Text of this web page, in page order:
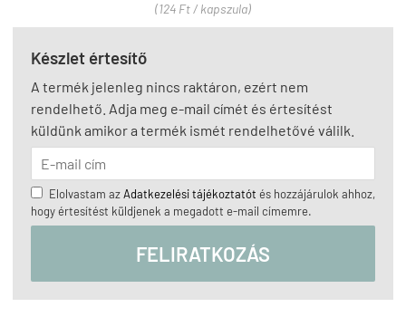
(124 Ft / kapszula)
Készlet értesítő
A termék jelenleg nincs raktáron, ezért nem
rendelhető. Adja meg e-mail címét és értesítést
küldünk amikor a termék ismét rendelhetővé válilk.
Elolvastam azAdatkezelési tájékoztatót és hozzájárulok ahhoz,
hogy értesítést küldjenek a megadott e-mail címemre.
FELIRATKOZÁS